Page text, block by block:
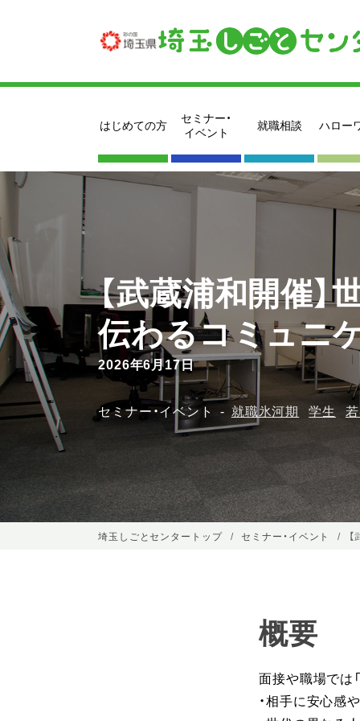
はじめての方
セミナー・
イベント
就職相談 ハロー
【武蔵浦和開催】
伝わるコミュニ
2026年6月17日
セミナー・イベント 就職氷河期 学生
埼玉しごとセンタートップ セミナー・イベント
概要
面接や職場では
・相手に安心感